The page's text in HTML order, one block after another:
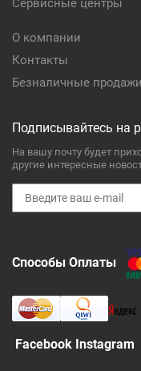
Сервисные центры
О компании
Контакты
Безналичные продажи
Подписывайтесь на
На вашу почту будет
другие интересные
Способы Оплаты
Facebook Instagram